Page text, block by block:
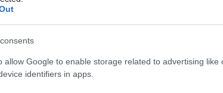
allow Google to enable storage related to advertising like
identifiers in apps.